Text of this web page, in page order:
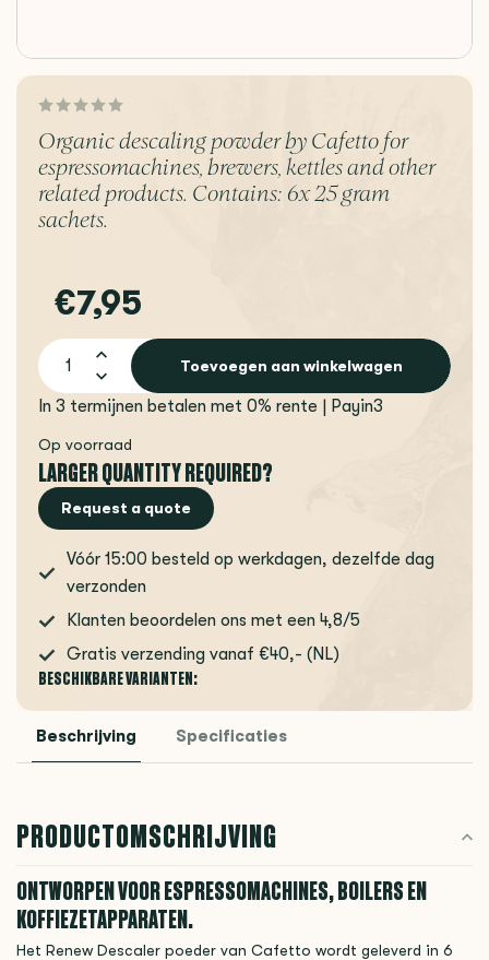
Organic descaling powder by Cafetto for
espressomachines, brewers, kettles and other
related products. Contains: 6x 25 gram
sachets.
€7,95
Toevoegen aan winkelwagen
In 3 termijnen betalen met 0% rente | Payin3
Op voorraad
LARGER QUANTITY REQUIRED?
Request a quote
Vóór 15:00 besteld op werkdagen, dezelfde dag
verzonden
Klanten beoordelen ons met een 4,8/5
Gratis verzending vanaf €40,- (NL)
BESCHIKBARE VARIANTEN:
Beschrijving Specificaties
PRODUCTOMSCHRIJVING
ONTWORPEN VOOR ESPRESSOMACHINES, BOILERS EN
KOFFIEZETAPPARATEN.
Het Renew Descaler poeder van Cafetto wordt geleverd in 6